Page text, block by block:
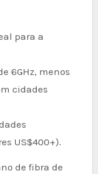
para a
6GHz, menos
cidades
US$400+).
de fibra de